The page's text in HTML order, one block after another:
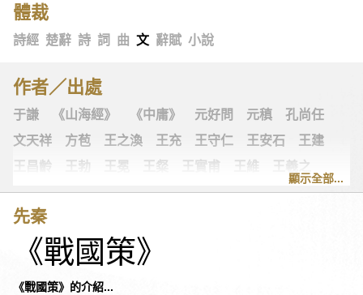
體裁
詩經 楚辭 詩 詞 曲 文 辭賦 小說
作者／出處
于謙 《山海經》 《中庸》 元好問 元稹
孔尚任
文天祥
方苞 王之渙 王充 王守仁 王安石
王建
王昌齡
王勃 王冕 王粲 王實甫 王維
王羲之
王翰
王觀 王讜 古詩十九首 古歌謠
史可法
司空圖
《左傳》
白居易 白樸
朱敦儒
朱慶餘 朱熹
顯示全部...
先秦
《戰國策》
《戰國策》的介紹...